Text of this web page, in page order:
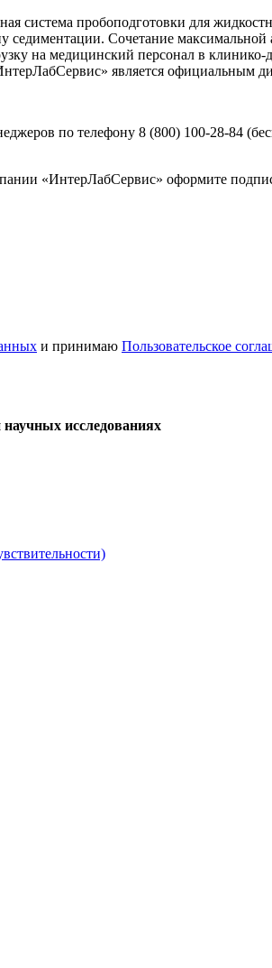
система пробоподготовки для
седиментации. Сочетание
на медицинский персонал в
является официальным
по телефону 8 (800) 100-28-84
«ИнтерЛабСервис» оформите
и принимаю Пользовательское
исследованиях